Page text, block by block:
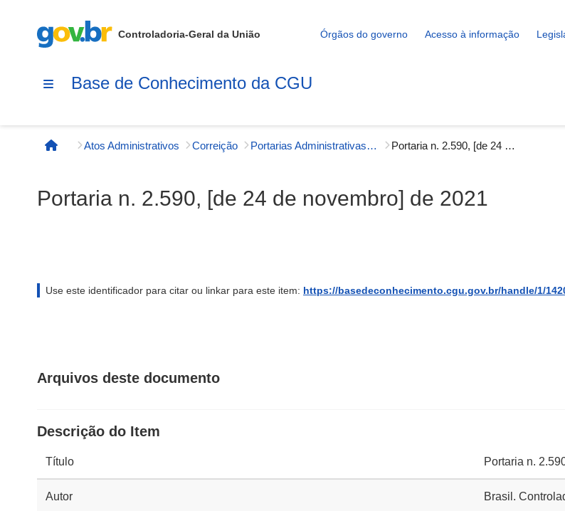
Controladoria-Geral da União Órgãos do governo Acesso à informação
Base de Conhecimento da CGU
Página inicial
Atos Administrativos Correição Portarias Administrativas - Correição Portaria n. 2.590, [de 24 de novembro] de 2021
Portaria n. 2.590, [de 24 de novembro] de 2021
Use este identificador para citar ou linkar para este item: https://basedeconhecimento.cgu.gov.br/handle/1/
Arquivos deste documento
Descrição do Item
Título Portaria n.
Autor Brasil.